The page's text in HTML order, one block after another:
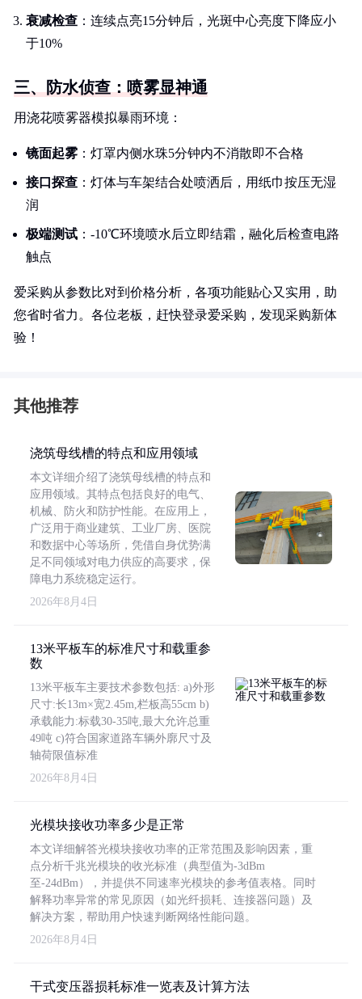
衰减检查 ：连续点亮15分钟后，光斑中心亮度下降应小
于10%
三、防水侦查：喷雾显神通
用浇花喷雾器模拟暴雨环境：
镜面起雾 ：灯罩内侧水珠5分钟内不消散即不合格
接口探查 ：灯体与车架结合处喷洒后，用纸巾按压无湿
润
极端测试 ：-10℃环境喷水后立即结霜，融化后检查电路
触点
爱采购从参数比对到价格分析，各项功能贴心又实用，助
您省时省力。各位老板，赶快登录爱采购，发现采购新体
验！
其他推荐
浇筑母线槽的特点和应用领域
本文详细介绍了浇筑母线槽的特点和
应用领域。其特点包括良好的电气、
机械、防火和防护性能。在应用上，
广泛用于商业建筑、工业厂房、医院
和数据中心等场所，凭借自身优势满
足不同领域对电力供应的高要求，保
障电力系统稳定运行。
2026年8月4日
13米平板车的标准尺寸和载重参
数
13米平板车主要技术参数包括: a)外形
尺寸:长13m×宽2.45m,栏板高55cm b)
承载能力:标载30-35吨,最大允许总重
49吨 c)符合国家道路车辆外廓尺寸及
轴荷限值标准
2026年8月4日
光模块接收功率多少是正常
本文详细解答光模块接收功率的正常范围及影响因素，重
点分析千兆光模块的收光标准（典型值为-3dBm
至-24dBm），并提供不同速率光模块的参考值表格。同时
解释功率异常的常见原因（如光纤损耗、连接器问题）及
解决方案，帮助用户快速判断网络性能问题。
2026年8月4日
干式变压器损耗标准一览表及计算方法